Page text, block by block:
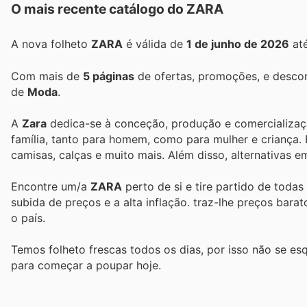
O mais recente catálogo do ZARA
A nova folheto ZARA é válida de 1 de junho de 2026
Com mais de 5 páginas de ofertas, promoções, e
de Moda.
A Zara dedica-se à conceção, produção e
família, tanto para homem, como para mulher e
camisas, calças e muito mais. Além disso, alternativas
Encontre um/a ZARA perto de si e tire partido de todas
subida de preços e a alta inflação. traz-lhe preços
o país.
Temos folheto frescas todos os dias, por isso não se
para começar a poupar hoje.